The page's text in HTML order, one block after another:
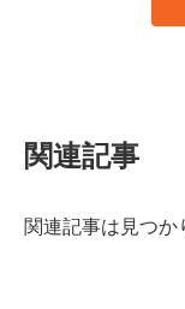
関連記事
関連記事は見つか